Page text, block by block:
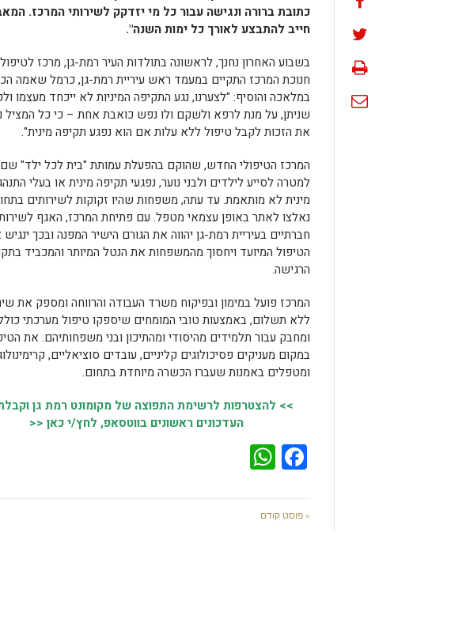
כתובת ברורה ונגישה עבור כל מי יזדקק לשירותי המרכז.
חייב להתבצע לאורך כל ימות השנה".
בשבוע האחרון נחנך, לראשונה בתולדות העיר רמת-גן, מרכז לטיפול
חנוכת המרכז התקיים במעמד ראש עיריית רמת-גן, כרמל שאמה
במלאכה והוסיף: "לצערנו, נגע התקיפה המיניות לא ייכחד מעצמו
שניתן, על מנת לרפא ולשקם ולו נפש כואבת אחת – כי כל המציל
את הזכות לקבל טיפול ללא עלות אם הוא נפגע תקיפה מינית".
המרכז הטיפולי החדש, שהוקם בהפעלת עמותת "בית לכל ילד"
למטרה לסייע לילדים ולבני נוער, נפגעי תקיפה מינית או בעלי
מינית לא מותאמת. עד עתה, משפחות שהיו זקוקות לשירותים
נאלצו לאתר באופן עצמאי מטפל. עם פתיחת המרכז, האגף
חברתיים בעיריית רמת-גן יהווה את הגורם הישיר המפנה ובכך
הטיפול המיועד ויחסוך מהמשפחות את הנטל המיותר והמכביד
הרגישה.
המרכז פועל במימון ובפיקוח משרד העבודה והרווחה ומספק את
ללא תשלום, באמצעות טובי המומחים שיספקו טיפול מערכתי
ומחבק עבור תלמידים מהיסודי ומהתיכון ובני משפחותיהם. את
במקום מעניקים פסיכולוגים קליניים, עובדים סוציאליים,
ומטפלים באמנות שעברו הכשרה מיוחדת בתחום.
>> להצטרפות לרשימת התפוצה של מקומונט רמת גן
העדכונים ראשונים בווטסאפ, לחץ/י כאן <<
Facebook
« פוסט קודם